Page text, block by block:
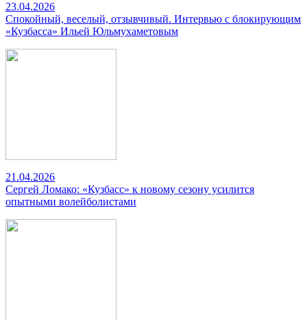
23.04.2026
Спокойный, веселый, отзывчивый. Интервью с блокирующим
«Кузбасса» Ильей Юльмухаметовым
21.04.2026
Сергей Ломако: «Кузбасс» к новому сезону усилится
опытными волейболистами